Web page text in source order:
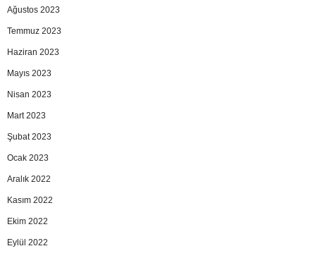
Ağustos 2023
Temmuz 2023
Haziran 2023
Mayıs 2023
Nisan 2023
Mart 2023
Şubat 2023
Ocak 2023
Aralık 2022
Kasım 2022
Ekim 2022
Eylül 2022